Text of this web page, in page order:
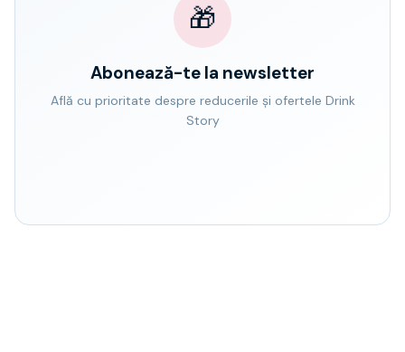
🎁
Abonează-te la newsletter
Află cu prioritate despre reducerile și ofertele Drink
Story